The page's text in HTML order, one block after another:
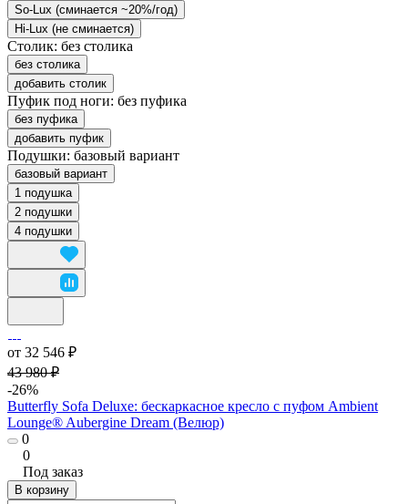
So-Lux (cминается ~20%/год)
Hi-Lux (не сминается)
Столик: без столика
без столика
добавить столик
Пуфик под ноги: без пуфика
без пуфика
добавить пуфик
Подушки: базовый вариант
базовый вариант
1 подушка
2 подушки
4 подушки
от 32 546 ₽
43 980 ₽
-26%
Butterfly Sofa Deluxe: бескаркасное кресло с пуфом Ambient
Lounge® Aubergine Dream (Велюр)
0
0
Под заказ
В корзину